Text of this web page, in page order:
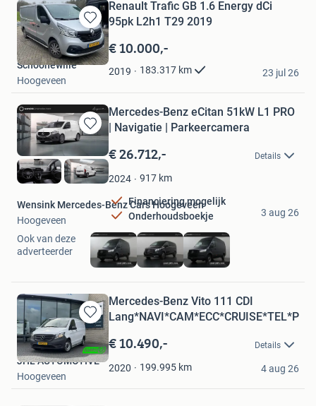
Bewaren
in
Mijn
Favorieten
Renault Trafic GB 1.6 Energy dCi
95pk L2h1 T29 2019
€ 10.000,-
2019 183.317 km
Schoonewille
Hoogeveen
23 jul 26
Bewaren
Mijn
Favorieten
Mercedes-Benz eCitan 51kW L1 PRO
| Navigatie | Parkeercamera
€ 26.712,- Details
2024 917 km
Financiering mogelijk
Onderhoudsboekje
Wensink Mercedes-Benz Cars Hoogeveen
Hoogeveen
3 aug 26
Ook van deze
adverteerder
Bewaren
in
Mijn
Favorieten
Mercedes-Benz Vito 111 CDI
€ 10.490,- Details
2020 199.995 km
JHL AUTOMOTIVE
Hoogeveen
4 aug 26